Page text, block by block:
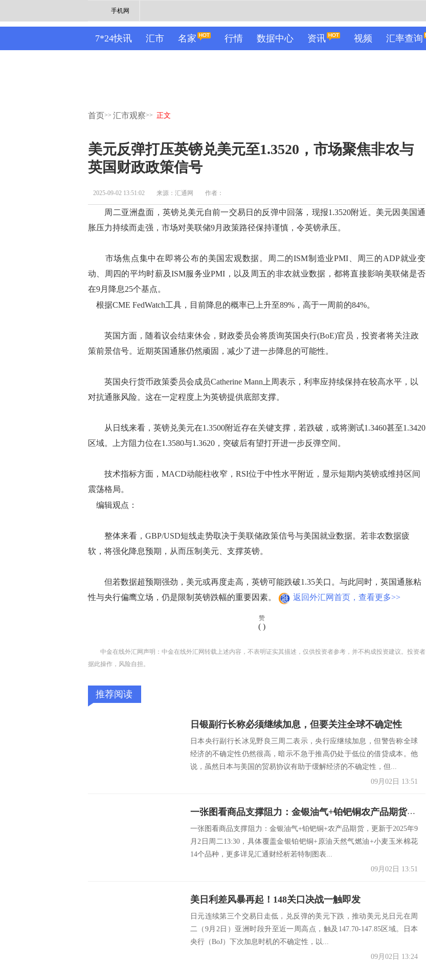
手机网
7*24快讯 汇市 名家 行情 数据中心 资讯 视频 汇率查询
首页>> 汇市观察>> 正文
美元反弹打压英镑兑美元至1.3520，市场聚焦非农与
英国财政政策信号
2025-09-02 13:51:02 来源：汇通网 作者：
周二亚洲盘面，英镑兑美元自前一交易日的反弹中回落，现报1.3520附近。美元因美国通
胀压力持续而走强，市场对美联储9月政策路径保持谨慎，令英镑承压。
市场焦点集中在即将公布的美国宏观数据。周二的ISM制造业PMI、周三的ADP就业变
动、周四的平均时薪及ISM服务业PMI，以及周五的非农就业数据，都将直接影响美联储是否
在9月降息25个基点。
根据CME FedWatch工具，目前降息的概率已上升至89%，高于一周前的84%。
英国方面，随着议会结束休会，财政委员会将质询英国央行(BoE)官员，投资者将关注政
策前景信号。近期英国通胀仍然顽固，减少了进一步降息的可能性。
英国央行货币政策委员会成员Catherine Mann上周表示，利率应持续保持在较高水平，以
对抗通胀风险。这在一定程度上为英镑提供底部支撑。
从日线来看，英镑兑美元在1.3500附近存在关键支撑，若跌破，或将测试1.3460甚至1.3420
区域。上方阻力位在1.3580与1.3620，突破后有望打开进一步反弹空间。
技术指标方面，MACD动能柱收窄，RSI位于中性水平附近，显示短期内英镑或维持区间
震荡格局。
编辑观点：
整体来看，GBP/USD短线走势取决于美联储政策信号与美国就业数据。若非农数据疲
软，将强化降息预期，从而压制美元、支撑英镑。
但若数据超预期强劲，美元或再度走高，英镑可能跌破1.35关口。与此同时，英国通胀粘
性与央行偏鹰立场，仍是限制英镑跌幅的重要因素。
返回外汇网首页，查看更多>>
赞
( )
中金在线外汇网声明：中金在线外汇网转载上述内容，不表明证实其描述，仅供投资者参考，并不构成投资建议。投资者
据此操作，风险自担。
推荐阅读
日银副行长称必须继续加息，但要关注全球不确定性
日本央行副行长冰见野良三周二表示，央行应继续加息，但警告称全球
经济的不确定性仍然很高，暗示不急于推高仍处于低位的借贷成本。他
说，虽然日本与美国的贸易协议有助于缓解经济的不确定性，但...
09月02日 13:51
一张图看商品支撑阻力：金银油气+铂钯铜农产品期货(2025年9月2日)
一张图看商品支撑阻力：金银油气+铂钯铜+农产品期货，更新于2025年9
月2日周二13:30，具体覆盖金银铂钯铜+原油天然气燃油+小麦玉米棉花
14个品种，更多详见汇通财经析若特制图表...
09月02日 13:51
美日利差风暴再起！148关口决战一触即发
日元连续第三个交易日走低，兑反弹的美元下跌，推动美元兑日元在周
二（9月2日）亚洲时段升至近一周高点，触及147.70-147.85区域。日本
央行（BoJ）下次加息时机的不确定性，以...
09月02日 13:24